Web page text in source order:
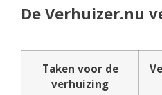
De Verhuizer.nu
Taken voor de
verhuizing